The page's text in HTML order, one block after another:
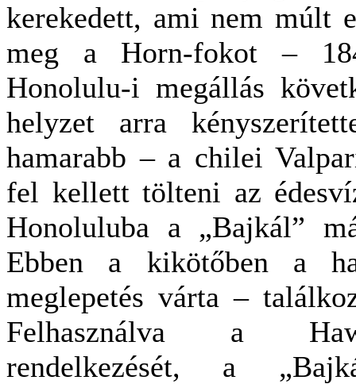
kerekedett, ami nem múlt
meg a Horn-fokot –
Honolulu-i megállás
helyzet arra
hamarabb – a chilei
fel kellett tölteni az
Honoluluba a „Bajkál”
Ebben a kikötőben a
meglepetés várta –
Felhasználva a
rendelkezését, a